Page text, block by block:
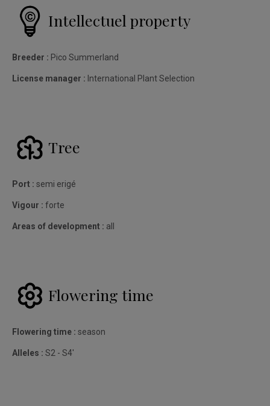
Intellectuel property
Breeder : Pico Summerland
License manager : International Plant Selection
Tree
Port : semi erigé
Vigour : forte
Areas of development : all
Flowering time
Flowering time : season
Alleles : S2 - S4'